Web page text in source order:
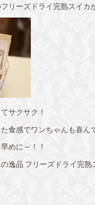
リーズドライ完熟スイカ
サクサク！
食感でワンちゃんも喜
めに～！！
の逸品 フリーズドライ完